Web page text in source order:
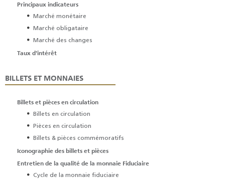
Principaux indicateurs
Marché monétaire
Marché obligataire
Marché des changes
Taux d'intérêt
BILLETS ET MONNAIES
Billets et pièces en circulation
Billets en circulation
Pièces en circulation
Billets & pièces commémoratifs
Iconographie des billets et pièces
Entretien de la qualité de la monnaie Fiduciaire
Cycle de la monnaie fiduciaire